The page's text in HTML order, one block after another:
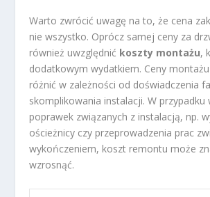
Warto zwrócić uwagę na to, że cena
nie wszystko. Oprócz samej ceny za
również uwzględnić koszty montażu,
dodatkowym wydatkiem. Ceny
różnić w zależności od doświadczenia
skomplikowania instalacji. W przypadku
poprawek związanych z instalacją, np.
ościeżnicy czy przeprowadzenia prac
wykończeniem, koszt remontu może
wzrosnąć.